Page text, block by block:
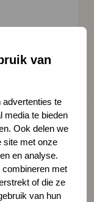
van
te
media te bieden
Ook delen we
site met onze
en analyse.
met
of die ze
van hun
nieuwe
zijn nog
dit bericht
we
2027